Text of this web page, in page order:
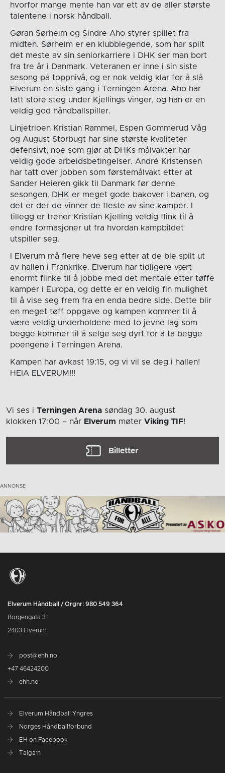
hvorfor mange mente han var ett av de aller største
talentene i norsk håndball.
Gøran Sørheim og Sindre Aho styrer spillet fra
midten. Sørheim er en klubblegende, som har spilt
det meste av sin seniorkarriere i DHK ser man bort
fra tre år i Danmark. Veteranen er inne i sin siste
sesong på toppnivå, og er nok veldig klar for å slå
Elverum en siste gang i Terningen Arena. Aho har
tatt store steg under Kjellings vinger, og han er en
veldig god håndballspiller.
Linjetrioen Kristian Rammel, Espen Gommerud Våg
og August Storbugt har sine største kvaliteter
defensivt, noe som gjør at DHKs målvakter har
veldig gode arbeidsbetingelser. André Kristensen
har tatt over jobben som førstemålvakt etter at
Sander Heieren gikk til Danmark før denne
sesongen. DHK er meget gode bakover i banen, og
det er der de vinner de fleste av sine kamper. I
tillegg er trener Kristian Kjelling veldig flink til å
endre formasjoner ut fra hvordan kampbildet
utspiller seg.
I Elverum må flere heve seg etter at de ble spilt ut
av hallen i Frankrike. Elverum har tidligere vært
enormt flinke til å jobbe med det mentale etter tøffe
kamper i Europa, og dette er en veldig fin mulighet
til å vise seg frem fra en enda bedre side. Dette blir
en meget tøff oppgave og kampen kommer til å
være veldig underholdene med to jevne lag som
begge kommer til å selge seg dyrt for å ta begge
poengene i Terningen Arena.
Kampen har avkast 19:15, og vi vil se deg i hallen!
HEIA ELVERUM!!!
Vi ses i Terningen Arena søndag 30. august
klokken 17:00 – når Elverum møter Viking TIF!
Billetter
Elverum Håndball / Orgnr: 980 549 364
Borgengata 3
2403 Elverum
post@ehh.no
+47 46424200
ehh.no
Elverum Håndball Yngres
Norges Håndballforbund
EH on Facebook
Taiga'n